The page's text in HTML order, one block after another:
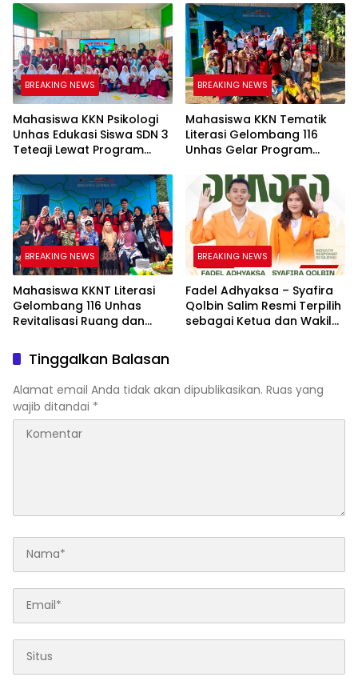
Digital yang Cerdas dan
Adaptif
Tolo
BREAKING NEWS
Mahasiswa KKN Psikologi
Unhas Edukasi Siswa SDN 3
Teteaji Lewat Program
Keberanian Lawan Bullying
BREAKING NEWS
Mahasiswa KKN Tematik
Literasi Gelombang 116
Unhas Gelar Program
Baca Anak Melalui
Membaca Nyaring
BREAKING NEWS
Mahasiswa KKNT Literasi
Gelombang 116 Unhas
Revitalisasi Ruang dan
Tolo, Hadirkan CAKRAWALA
sebagai Pusat Literasi
Masyarakat
BREAKING NEWS
Fadel Adhyaksa – Syafira
Qolbin Salim Resmi Terpilih
sebagai Ketua dan Wakil
Tinggalkan Balasan
Alamat email Anda tidak akan dipublikasikan. Ruas yang
wajib ditandai *